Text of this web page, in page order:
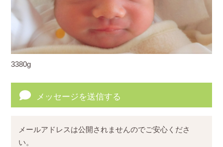
3380g
メッセージを送信する
メールアドレスは公開されませんのでご安心くださ
い。